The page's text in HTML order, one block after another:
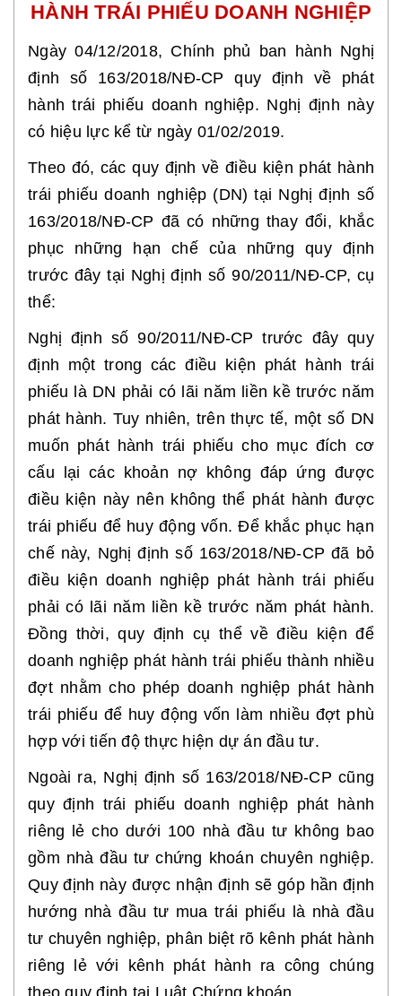
HÀNH TRÁI PHIẾU DOANH NGHIỆP
Ngày 04/12/2018, Chính phủ ban hành Nghị
định số 163/2018/NĐ-CP quy định về phát
hành trái phiếu doanh nghiệp. Nghị định này
có hiệu lực kể từ ngày 01/02/2019.
Theo đó, các quy định về điều kiện phát hành
trái phiếu doanh nghiệp (DN) tại Nghị định số
163/2018/NĐ-CP đã có những thay đổi, khắc
phục những hạn chế của những quy định
trước đây tại Nghị định số 90/2011/NĐ-CP, cụ
thể:
Nghị định số 90/2011/NĐ-CP trước đây quy
định một trong các điều kiện phát hành trái
phiếu là DN phải có lãi năm liền kề trước năm
phát hành. Tuy nhiên, trên thực tế, một số DN
muốn phát hành trái phiếu cho mục đích cơ
cấu lại các khoản nợ không đáp ứng được
điều kiện này nên không thể phát hành được
trái phiếu để huy động vốn. Để khắc phục hạn
chế này, Nghị định số 163/2018/NĐ-CP đã bỏ
điều kiện doanh nghiệp phát hành trái phiếu
phải có lãi năm liền kề trước năm phát hành.
Đồng thời, quy định cụ thể về điều kiện để
doanh nghiệp phát hành trái phiếu thành nhiều
đợt nhằm cho phép doanh nghiệp phát hành
trái phiếu để huy động vốn làm nhiều đợt phù
hợp với tiến độ thực hiện dự án đầu tư.
Ngoài ra, Nghị định số 163/2018/NĐ-CP cũng
quy định trái phiếu doanh nghiệp phát hành
riêng lẻ cho dưới 100 nhà đầu tư không bao
gồm nhà đầu tư chứng khoán chuyên nghiệp.
Quy định này được nhận định sẽ góp hần định
hướng nhà đầu tư mua trái phiếu là nhà đầu
tư chuyên nghiệp, phân biệt rõ kênh phát hành
riêng lẻ với kênh phát hành ra công chúng
theo quy định tại Luật Chứng khoán.